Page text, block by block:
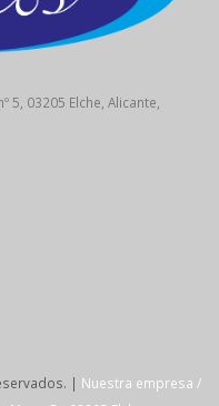
5, 03205 Elche, Alicante,
| Nuestra empresa /